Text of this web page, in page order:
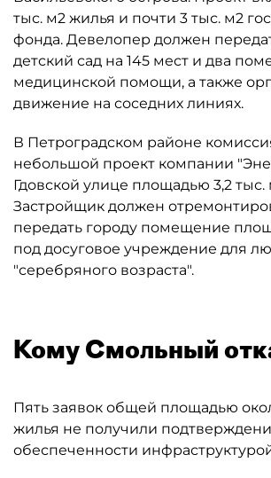
тыс. м2 жилья и почти 3 тыс. м2
фонда. Девелопер должен
детский сад на 145 мест и два
медицинской помощи, а также
движение на соседних линиях.
В Петроградском районе
небольшой проект компании
Гдовской улице площадью 3,2 тыс.
Застройщик должен
передать городу помещение
под досуговое учреждение для
"серебряного возраста".
Кому Смольный
Пять заявок общей площадью
жилья не получили
обеспеченности